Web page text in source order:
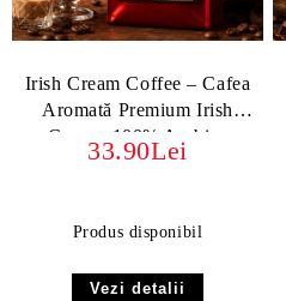
Irish Cream Coffee – Cafea
Aromată Premium Irish
Cream, 100% Arabica
33.90Lei
Produs disponibil
Vezi detalii